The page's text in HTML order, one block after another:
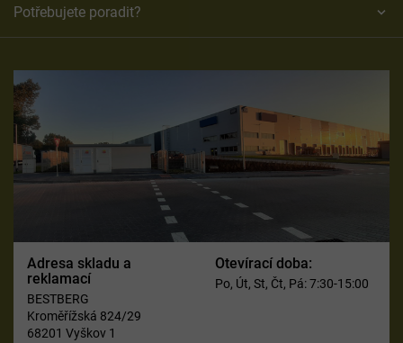
Potřebujete poradit?
Adresa skladu a
reklamací
BESTBERG
Kroměřížská 824/29
68201 Vyškov 1
Otevírací doba:
Po, Út, St, Čt, Pá: 7:30-15:00